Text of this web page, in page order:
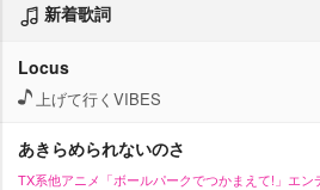
新着歌詞
Locus
上げて行くVIBES
あきらめられないのさ
TX系他アニメ「ボールパークでつかまえて!」エン